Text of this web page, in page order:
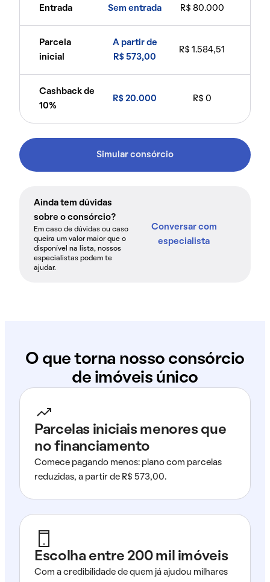
Entrada Sem entrada R$ 80.000
Parcela
inicial
A partir de
R$ 573,00
R$ 1.584,51
Cashback de
10%
R$ 20.000 R$ 0
Simular consórcio
Ainda tem dúvidas
sobre o consórcio?
Em caso de dúvidas ou caso
queira um valor maior que o
disponível na lista, nossos
especialistas podem te
ajudar.
Conversar com
especialista
O que torna nosso consórcio
de imóveis único
Parcelas iniciais menores que
no financiamento
Comece pagando menos: plano com parcelas
reduzidas, a partir de R$ 573,00.
Escolha entre 200 mil imóveis
Com a credibilidade de quem já ajudou milhares